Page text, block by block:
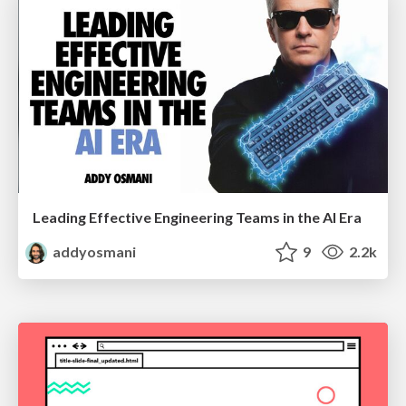
Leading Effective Engineering Teams in the AI Era
addyosmani
9 2.2k